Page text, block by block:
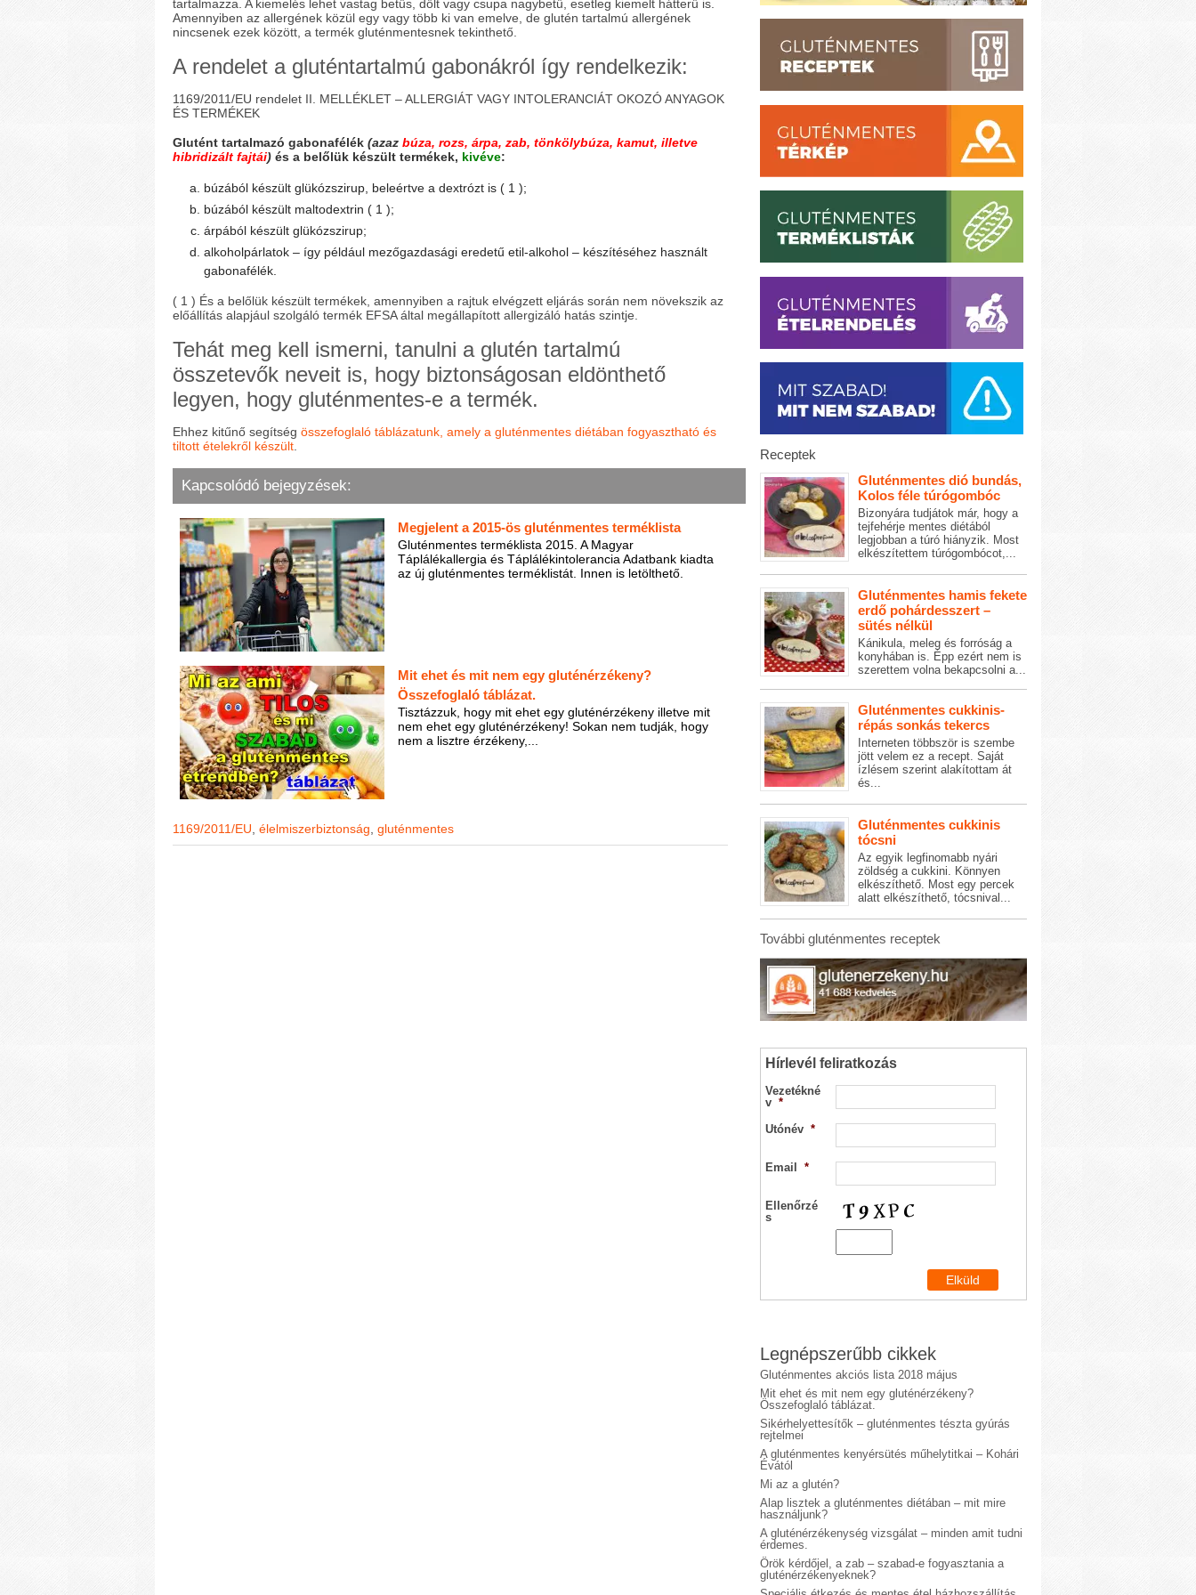
tartalmazza. A kiemelés lehet vastag betűs, dőlt vagy csupa nagybetű, esetleg kiemelt hátterű is.
Amennyiben az allergének közül egy vagy több ki van emelve, de glutén tartalmú allergének
nincsenek ezek között, a termék gluténmentesnek tekinthető.
A rendelet a gluténtartalmú gabonákról így rendelkezik:
1169/2011/EU rendelet II. MELLÉKLET – ALLERGIÁT VAGY INTOLERANCIÁT OKOZÓ ANYAGOK
ÉS TERMÉKEK
Glutént tartalmazó gabonafélék (azaz búza, rozs, árpa, zab, tönkölybúza, kamut, illetve
hibridizált fajtái) és a belőlük készült termékek, kivéve:
búzából készült glükózszirup, beleértve a dextrózt is ( 1 );
búzából készült maltodextrin ( 1 );
árpából készült glükózszirup;
alkoholpárlatok – így például mezőgazdasági eredetű etil-alkohol – készítéséhez használt
gabonafélék.
( 1 ) És a belőlük készült termékek, amennyiben a rajtuk elvégzett eljárás során nem növekszik az
előállítás alapjául szolgáló termék EFSA által megállapított allergizáló hatás szintje.
Tehát meg kell ismerni, tanulni a glutén tartalmú
összetevők neveit is, hogy biztonságosan eldönthető
legyen, hogy gluténmentes-e a termék.
Ehhez kitűnő segítség összefoglaló táblázatunk, amely a gluténmentes diétában fogyasztható és
tiltott ételekről készült
Kapcsolódó bejegyzések:
Megjelent a 2015-ös gluténmentes terméklista
Gluténmentes terméklista 2015. A Magyar
Táplálékallergia és Táplálékintolerancia Adatbank kiadta
az új gluténmentes terméklistát. Innen is letölthető.
Mit ehet és mit nem egy gluténérzékeny?
Összefoglaló táblázat.
Tisztázzuk, hogy mit ehet egy gluténérzékeny illetve mit
nem ehet egy gluténérzékeny! Sokan nem tudják, hogy
nem a lisztre érzékeny,...
1169/2011/EU élelmiszerbiztonság gluténmentes
Receptek
Gluténmentes dió bundás,
Kolos féle túrógombóc
Bizonyára tudjátok már, hogy a
tejfehérje mentes diétából
legjobban a túró hiányzik. Most
elkészítettem túrógombócot,...
Gluténmentes hamis fekete
erdő pohárdesszert –
sütés nélkül
Kánikula, meleg és forróság a
konyhában is. Épp ezért nem is
szerettem volna bekapcsolni a...
Gluténmentes cukkinis-
répás sonkás tekercs
Interneten többször is szembe
jött velem ez a recept. Saját
ízlésem szerint alakítottam át
és...
Gluténmentes cukkinis
tócsni
Az egyik legfinomabb nyári
zöldség a cukkini. Könnyen
elkészíthető. Most egy percek
alatt elkészíthető, tócsnival...
További gluténmentes receptek
Hírlevél feliratkozás
Vezetékné
v *
Utónév *
Email *
Ellenőrzé
s
Legnépszerűbb cikkek
Gluténmentes akciós lista 2018 május
Mit ehet és mit nem egy gluténérzékeny?
Összefoglaló táblázat.
Sikérhelyettesítők – gluténmentes tészta gyúrás
rejtelmei
A gluténmentes kenyérsütés műhelytitkai – Kohári
Évától
Mi az a glutén?
Alap lisztek a gluténmentes diétában – mit mire
használjunk?
A gluténérzékenység vizsgálat – minden amit tudni
érdemes.
Örök kérdőjel, a zab – szabad-e fogyasztania a
gluténérzékenyeknek?